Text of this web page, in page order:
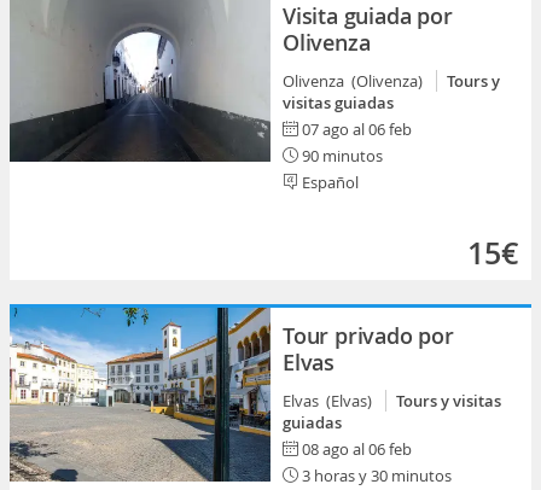
Visita guiada por
Olivenza
Olivenza (Olivenza)
Tours y
visitas guiadas
07 ago al 06 feb
90 minutos
Español
15€
Tour privado por
Elvas
Elvas (Elvas)
Tours y visitas
guiadas
08 ago al 06 feb
3 horas y 30 minutos